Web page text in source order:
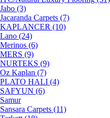
Jabo (3)
Jacaranda Carpets (7)
KAPLANCER (10)
Lano (24)
Merinos (6)
MERS (9)
NURTEKS (9)
Oz Kaplan (7)
PLATO HALI (4)
SAFYUN (6)
Samur
Sansara Carpets (11)